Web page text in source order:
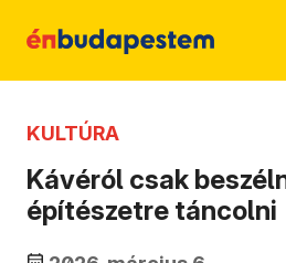
KULTÚRA
Kávéról csak
építészetre táncolni